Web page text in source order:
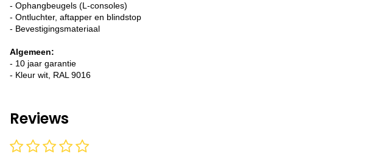
- Ophangbeugels (L-consoles)
- Ontluchter, aftapper en blindstop
- Bevestigingsmateriaal
Algemeen:
- 10 jaar garantie
- Kleur wit, RAL 9016
Reviews